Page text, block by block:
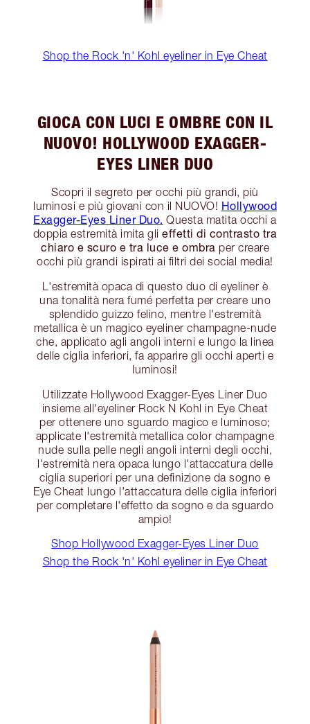
Shop the Rock 'n' Kohl eyeliner in Eye Cheat
GIOCA CON LUCI E OMBRE CON IL
NUOVO! HOLLYWOOD EXAGGER-
EYES LINER DUO
Scopri il segreto per occhi più grandi, più
luminosi e più giovani con il NUOVO! Hollywood
Exagger-Eyes Liner Duo. Questa matita occhi a
doppia estremità imita glieffetti di contrasto tra
chiaro e scuro e tra luce e ombra per creare
occhi più grandi ispirati ai filtri dei social media!
L'estremità opaca di questo duo di eyeliner è
una tonalità nera fumé perfetta per creare uno
splendido guizzo felino, mentre l'estremità
metallica è un magico eyeliner champagne-nude
che, applicato agli angoli interni e lungo la linea
delle ciglia inferiori, fa apparire gli occhi aperti e
luminosi!
Utilizzate Hollywood Exagger-Eyes Liner Duo
insieme all'eyeliner Rock N Kohl in Eye Cheat
per ottenere uno sguardo magico e luminoso;
applicate l'estremità metallica color champagne
nude sulla pelle negli angoli interni degli occhi,
l'estremità nera opaca lungo l'attaccatura delle
ciglia superiori per una definizione da sogno e
Eye Cheat lungo l'attaccatura delle ciglia inferiori
per completare l'effetto da sogno e da sguardo
ampio!
Shop Hollywood Exagger-Eyes Liner Duo
Shop the Rock 'n' Kohl eyeliner in Eye Cheat